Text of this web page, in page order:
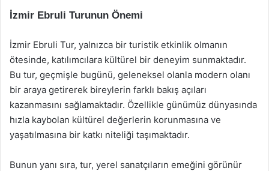
İzmir Ebruli Turunun Önemi
İzmir Ebruli Tur, yalnızca bir turistik etkinlik olmanın
ötesinde, katılımcılara kültürel bir deneyim sunmaktadır.
Bu tur, geçmişle bugünü, geleneksel olanla modern olanı
bir araya getirerek bireylerin farklı bakış açıları
kazanmasını sağlamaktadır. Özellikle günümüz dünyasında
hızla kaybolan kültürel değerlerin korunmasına ve
yaşatılmasına bir katkı niteliği taşımaktadır.
Bunun yanı sıra, tur, yerel sanatçıların emeğini görünür